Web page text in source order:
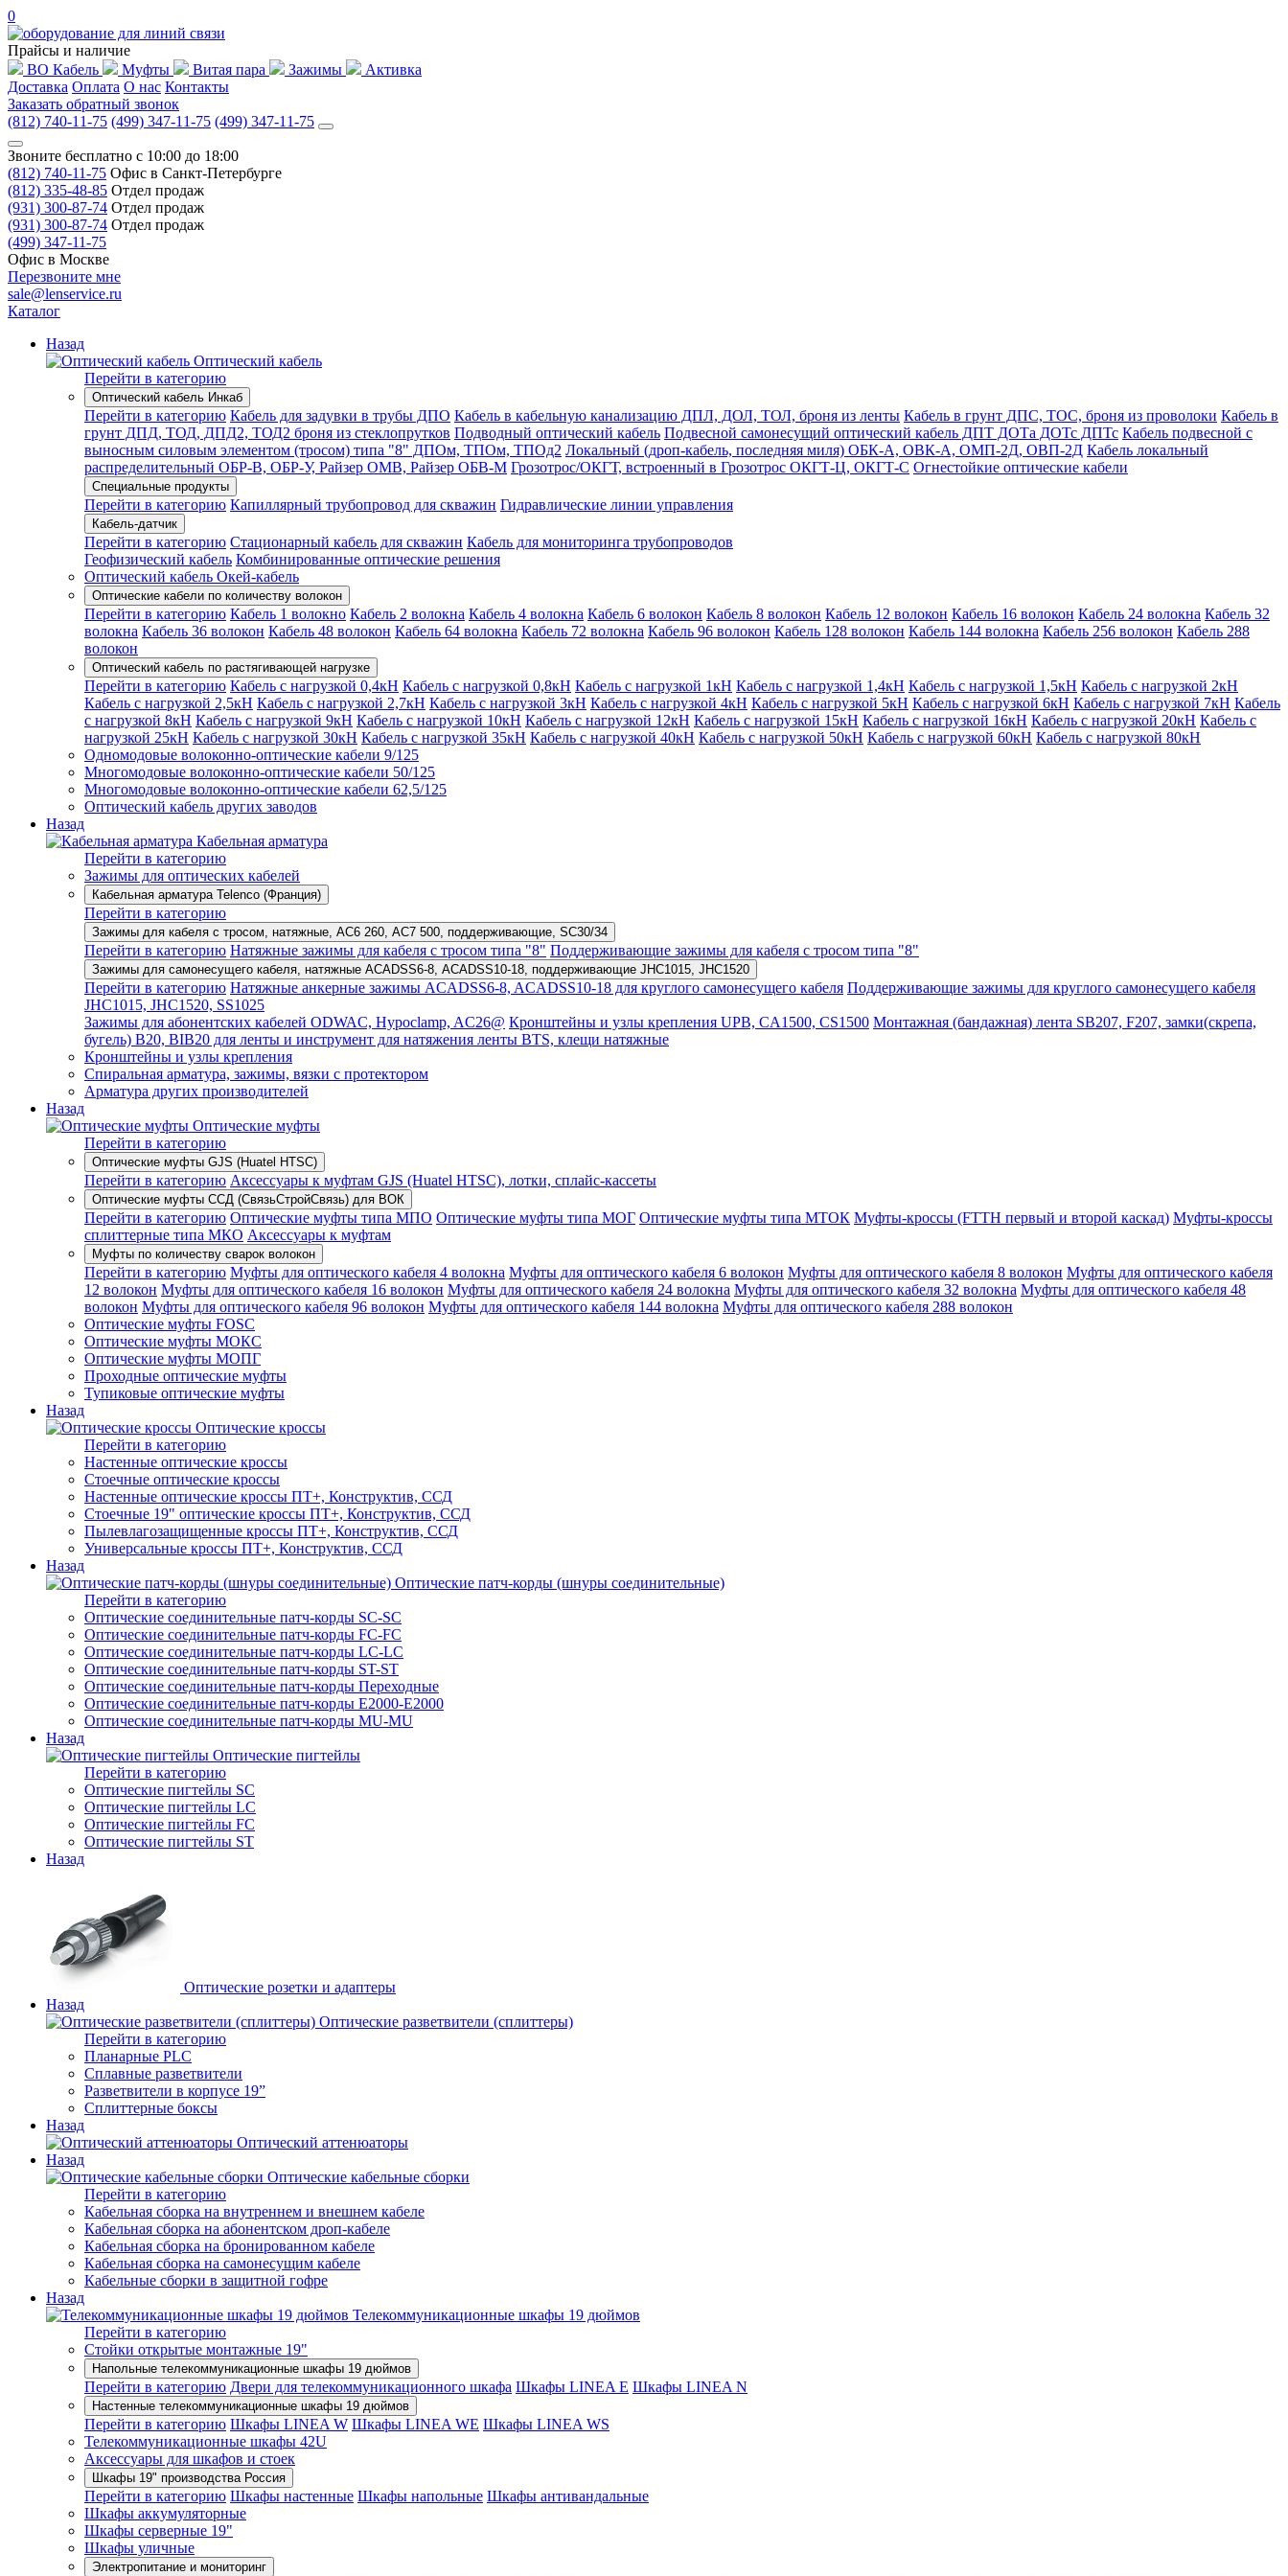
0
Прайсы и наличие
ВО Кабель
Муфты Витая пара Зажимы
Активка
Доставка Оплата О нас Контакты
Заказать обратный звонок
(812) 740-11-75 (499) 347-11-75 (499) 347-11-75
Звоните бесплатно с 10:00 до 18:00
(812) 740-11-75 Офис в Санкт-Петербурге
(812) 335-48-85 Отдел продаж
(931) 300-87-74 Отдел продаж
(931) 300-87-74 Отдел продаж
(499) 347-11-75
Офис в Москве
Перезвоните мне
sale@lenservice.ru
Каталог
Назад
Оптический кабель
Перейти в категорию
Оптический кабель Инкаб
Перейти в категорию Кабель для задувки в трубы ДПО Кабель в кабельную канализацию ДПЛ, ДОЛ, ТОЛ, броня из ленты Кабель в грунт ДПС, ТОС, броня из проволоки Кабель в
грунт ДПД, ТОД, ДПД2, ТОД2 броня из стеклопрутков Подводный оптический кабель Подвесной самонесущий оптический кабель ДПТ ДОТа ДОТс ДПТс Кабель подвесной с
выносным силовым элементом (тросом) типа "8" ДПОм, ТПОм, ТПОд2 Локальный (дроп-кабель, последняя миля) ОБК-А, ОВК-А, ОМП-2Д, ОВП-2Д Кабель локальный
распределительный ОБР-В, ОБР-У, Райзер ОМВ, Райзер ОБВ-М Грозотрос/ОКГТ, встроенный в Грозотрос ОКГТ-Ц, ОКГТ-С Огнестойкие оптические кабели
Специальные продукты
Перейти в категорию Капиллярный трубопровод для скважин Гидравлические линии управления
Кабель-датчик
Перейти в категорию Стационарный кабель для скважин Кабель для мониторинга трубопроводов
Геофизический кабель Комбинированные оптические решения
Оптический кабель Окей-кабель
Оптические кабели по количеству волокон
Перейти в категорию Кабель 1 волокно Кабель 2 волокна Кабель 4 волокна Кабель 6 волокон Кабель 8 волокон Кабель 12 волокон Кабель 16 волокон Кабель 24 волокна Кабель 32
волокна Кабель 36 волокон Кабель 48 волокон Кабель 64 волокна Кабель 72 волокна Кабель 96 волокон Кабель 128 волокон Кабель 144 волокна Кабель 256 волокон Кабель 288
волокон
Оптический кабель по растягивающей нагрузке
Перейти в категорию Кабель с нагрузкой 0,4кН Кабель с нагрузкой 0,8кН Кабель с нагрузкой 1кН Кабель с нагрузкой 1,4кН Кабель с нагрузкой 1,5кН Кабель с нагрузкой 2кН
Кабель с нагрузкой 2,5кН Кабель с нагрузкой 2,7кН Кабель с нагрузкой 3кН Кабель с нагрузкой 4кН Кабель с нагрузкой 5кН Кабель с нагрузкой 6кН Кабель с нагрузкой 7кН Кабель
с нагрузкой 8кН Кабель с нагрузкой 9кН Кабель с нагрузкой 10кН Кабель с нагрузкой 12кН Кабель с нагрузкой 15кН Кабель с нагрузкой 16кН Кабель с нагрузкой 20кН Кабель с
нагрузкой 25кН Кабель с нагрузкой 30кН Кабель с нагрузкой 35кН Кабель с нагрузкой 40кН Кабель с нагрузкой 50кН Кабель с нагрузкой 60кН Кабель с нагрузкой 80кН
Одномодовые волоконно-оптические кабели 9/125
Многомодовые волоконно-оптические кабели 50/125
Многомодовые волоконно-оптические кабели 62,5/125
Оптический кабель других заводов
Назад
Кабельная арматура
Перейти в категорию
Зажимы для оптических кабелей
Кабельная арматура Telenco (Франция)
Перейти в категорию
Зажимы для кабеля с тросом, натяжные, AC6 260, AC7 500, поддерживающие, SC30/34
Перейти в категорию Натяжные зажимы для кабеля с тросом типа "8" Поддерживающие зажимы для кабеля с тросом типа "8"
Зажимы для самонесущего кабеля, натяжные ACADSS6-8, ACADSS10-18, поддерживающие JHC1015, JHC1520
Перейти в категорию Натяжные анкерные зажимы ACADSS6-8, ACADSS10-18 для круглого самонесущего кабеля Поддерживающие зажимы для круглого самонесущего кабеля
JHC1015, JHC1520, SS1025
Зажимы для абонентских кабелей ODWAC, Hypoclamp, AC26@ Кронштейны и узлы крепления UPB, CA1500, CS1500 Монтажная (бандажная) лента SB207, F207, замки(скрепа,
бугель) B20, BIB20 для ленты и инструмент для натяжения ленты BTS, клещи натяжные
Кронштейны и узлы крепления
Спиральная арматура, зажимы, вязки с протектором
Арматура других производителей
Назад
Оптические муфты
Перейти в категорию
Оптические муфты GJS (Huatel HTSC)
Перейти в категорию Аксессуары к муфтам GJS (Huatel HTSC), лотки, сплайс-кассеты
Оптические муфты ССД (СвязьСтройСвязь) для ВОК
Перейти в категорию Оптические муфты типа МПО Оптические муфты типа МОГ Оптические муфты типа МТОК Муфты-кроссы (FTTH первый и второй каскад) Муфты-кроссы
сплиттерные типа МКО Аксессуары к муфтам
Муфты по количеству сварок волокон
Перейти в категорию Муфты для оптического кабеля 4 волокна Муфты для оптического кабеля 6 волокон Муфты для оптического кабеля 8 волокон Муфты для оптического кабеля
12 волокон Муфты для оптического кабеля 16 волокон Муфты для оптического кабеля 24 волокна Муфты для оптического кабеля 32 волокна Муфты для оптического кабеля 48
волокон Муфты для оптического кабеля 96 волокон Муфты для оптического кабеля 144 волокна Муфты для оптического кабеля 288 волокон
Оптические муфты FOSC
Оптические муфты МОКС
Оптические муфты МОПГ
Проходные оптические муфты
Тупиковые оптические муфты
Назад
Оптические кроссы
Перейти в категорию
Настенные оптические кроссы
Стоечные оптические кроссы
Настенные оптические кроссы ПТ+, Конструктив, ССД
Стоечные 19" оптические кроссы ПТ+, Конструктив, ССД
Пылевлагозащищенные кроссы ПТ+, Конструктив, ССД
Универсальные кроссы ПТ+, Конструктив, ССД
Назад
Оптические патч-корды (шнуры соединительные)
Перейти в категорию
Оптические соединительные патч-корды SC-SC
Оптические соединительные патч-корды FC-FC
Оптические соединительные патч-корды LC-LC
Оптические соединительные патч-корды ST-ST
Оптические соединительные патч-корды Переходные
Оптические соединительные патч-корды E2000-E2000
Оптические соединительные патч-корды MU-MU
Назад
Оптические пигтейлы
Перейти в категорию
Оптические пигтейлы SC
Оптические пигтейлы LC
Оптические пигтейлы FC
Оптические пигтейлы ST
Назад
Оптические розетки и адаптеры
Назад
Оптические разветвители (сплиттеры)
Перейти в категорию
Планарные PLC
Сплавные разветвители
Разветвители в корпусе 19”
Сплиттерные боксы
Назад
Оптический аттенюаторы
Назад
Оптические кабельные сборки
Перейти в категорию
Кабельная сборка на внутреннем и внешнем кабеле
Кабельная сборка на абонентском дроп-кабеле
Кабельная сборка на бронированном кабеле
Кабельная сборка на самонесущим кабеле
Кабельные сборки в защитной гофре
Назад
Телекоммуникационные шкафы 19 дюймов
Перейти в категорию
Стойки открытые монтажные 19"
Напольные телекоммуникационные шкафы 19 дюймов
Перейти в категорию Двери для телекоммуникационного шкафа Шкафы LINEA E Шкафы LINEA N
Настенные телекоммуникационные шкафы 19 дюймов
Перейти в категорию Шкафы LINEA W Шкафы LINEA WE Шкафы LINEA WS
Телекоммуникационные шкафы 42U
Аксессуары для шкафов и стоек
Шкафы 19" производства Россия
Перейти в категорию Шкафы настенные Шкафы напольные Шкафы антивандальные
Шкафы аккумуляторные
Шкафы серверные 19"
Шкафы уличные
Электропитание и мониторинг